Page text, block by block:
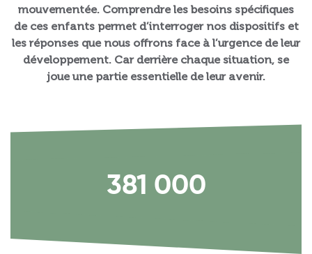
mouvementée. Comprendre les besoins spécifiques
de ces enfants permet d’interroger nos dispositifs et
les réponses que nous offrons face à l’urgence de leur
développement. Car derrière chaque situation, se
joue une partie essentielle de leur avenir.
381 000